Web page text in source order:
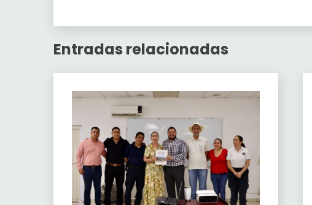
Entradas relacionadas